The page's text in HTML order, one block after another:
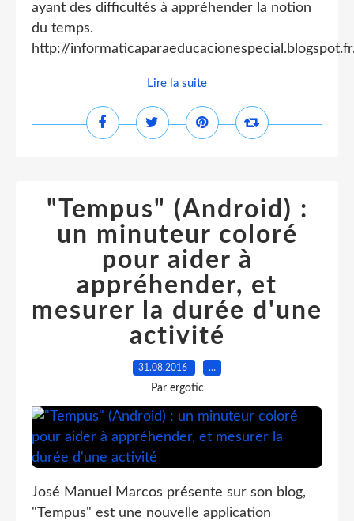
ayant des difficultés à appréhender la notion
du temps.
http://
Lire la suite
"Tempus" (Android) :
un minuteur coloré
pour aider à
appréhender, et
mesurer la durée d'une
activité
31.08.2016 …
Par ergotic
José Manuel Marcos présente sur son blog,
"Tempus" est une nouvelle application